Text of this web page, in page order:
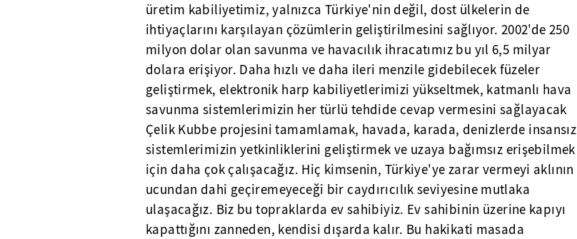
üretim kabiliyetimiz, yalnızca Türkiye'nin değil, dost ülkelerin de
ihtiyaçlarını karşılayan çözümlerin geliştirilmesini sağlıyor. 2002'de 250
milyon dolar olan savunma ve havacılık ihracatımız bu yıl 6,5 milyar
dolara erişiyor. Daha hızlı ve daha ileri menzile gidebilecek füzeler
geliştirmek, elektronik harp kabiliyetlerimizi yükseltmek, katmanlı hava
savunma sistemlerimizin her türlü tehdide cevap vermesini sağlayacak
Çelik Kubbe projesini tamamlamak, havada, karada, denizlerde insansız
sistemlerimizin yetkinliklerini geliştirmek ve uzaya bağımsız erişebilmek
için daha çok çalışacağız. Hiç kimsenin, Türkiye'ye zarar vermeyi aklının
ucundan dahi geçiremeyeceği bir caydırıcılık seviyesine mutlaka
ulaşacağız. Biz bu topraklarda ev sahibiyiz. Ev sahibinin üzerine kapıyı
kapattığını zanneden, kendisi dışarda kalır. Bu hakikati masada